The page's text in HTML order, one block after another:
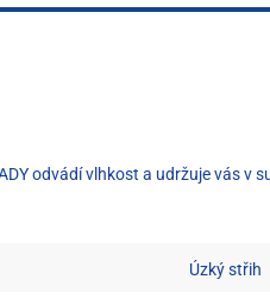
odvádí vlhkost a udržuje vás
Úzký střih